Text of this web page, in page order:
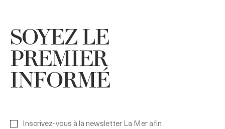
SOYEZ LE
PREMIER
INFORMÉ
Inscrivez-vous à la newsletter La Mer afin